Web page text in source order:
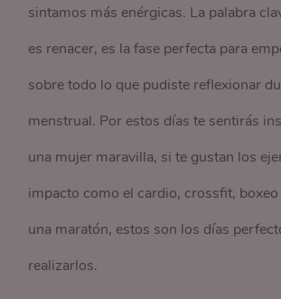
sintamos más enérgicas. La palabra
es renacer, es la fase perfecta para
sobre todo lo que pudiste reflexionar
menstrual. Por estos días te sentirás
una mujer maravilla, si te gustan los
impacto como el cardio, crossfit,
una maratón, estos son los días
realizarlos.